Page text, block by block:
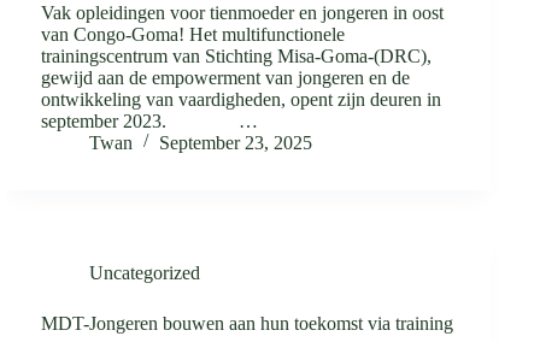
Vak opleidingen voor tienmoeder en jongeren in oost
van Congo-Goma! Het multifunctionele
trainingscentrum van Stichting Misa-Goma-(DRC),
gewijd aan de empowerment van jongeren en de
ontwikkeling van vaardigheden, opent zijn deuren in
september 2023. …
Twan
September 23, 2025
Uncategorized
MDT-Jongeren bouwen aan hun toekomst via training